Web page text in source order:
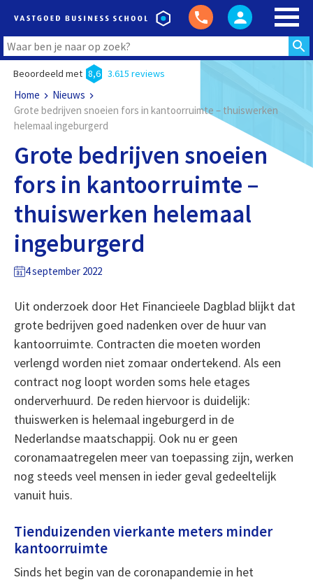
Beoordeeld met 8,6 3.615 reviews
Home
Nieuws
Grote bedrijven snoeien fors in kantoorruimte – thuiswerken
helemaal ingeburgerd
Grote bedrijven snoeien
fors in kantoorruimte –
thuiswerken helemaal
ingeburgerd
4 september 2022
Uit onderzoek door Het Financieele Dagblad blijkt dat
grote bedrijven goed nadenken over de huur van
kantoorruimte. Contracten die moeten worden
verlengd worden niet zomaar ondertekend. Als een
contract nog loopt worden soms hele etages
onderverhuurd. De reden hiervoor is duidelijk:
thuiswerken is helemaal ingeburgerd in de
Nederlandse maatschappij. Ook nu er geen
coronamaatregelen meer van toepassing zijn, werken
nog steeds veel mensen in ieder geval gedeeltelijk
vanuit huis.
Tienduizenden vierkante meters minder
kantoorruimte
Sinds het begin van de coronapandemie in het